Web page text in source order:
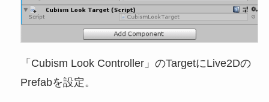
「Cubism Look Controller」のTargetにLive2Dの
Prefabを設定。